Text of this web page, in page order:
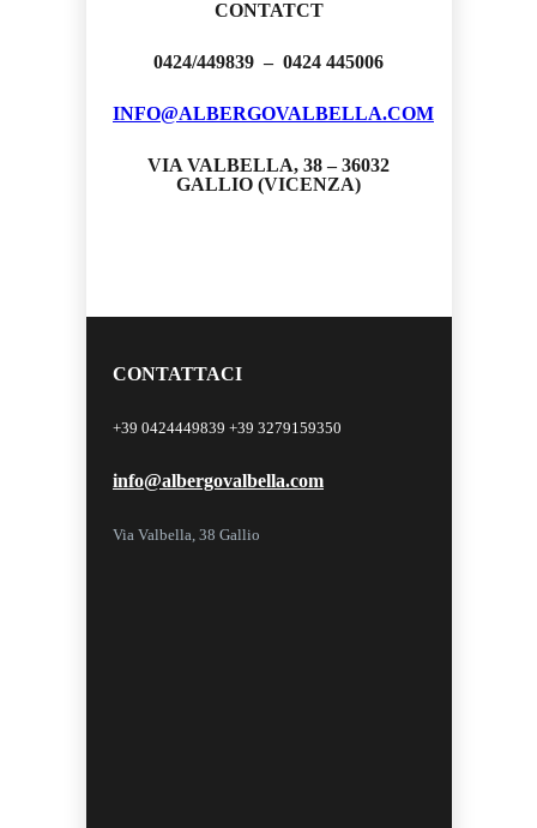
CONTATCT
0424/449839 – 0424 445006
INFO@ALBERGOVALBELLA.COM
VIA VALBELLA, 38 – 36032
GALLIO (VICENZA)
CONTATTACI
+39 0424449839 +39 3279159350
info@albergovalbella.com
Via Valbella, 38 Gallio